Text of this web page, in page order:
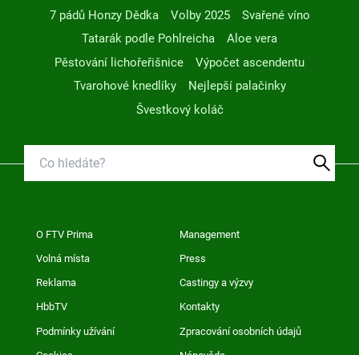
7 pádů Honzy Dědka
Volby 2025
Svařené víno
Tatarák podle Pohlreicha
Aloe vera
Pěstování lichořeřišnice
Výpočet ascendentu
Tvarohové knedlíky
Nejlepší palačinky
Švestkový koláč
O FTV Prima Management
Volná místa Press
Reklama Castingy a výzvy
HbbTV Kontakty
Podmínky užívání Zpracování osobních údajů